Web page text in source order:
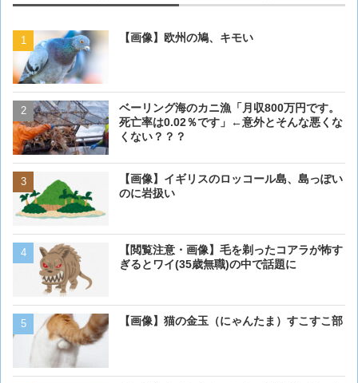
【画像】欧州の鳩、キモい
ベーリング海のカニ漁「月収800万円です。
死亡率は0.02％です」←意外とそんな悪くな
くない？？？
【画像】イギリスのロッコール島、島っぽい
のに岩扱い
【閲覧注意・画像】毛を剃ったコアラが怖す
ぎるとワイ(35歳無職)の中で話題に
【画像】猫の金玉（にゃんたま）すこすこ部
【閲覧注意・画像】毛を剃
【画像】欧州の鳩、キモい
【画像】イギリスのロッコ
犬って普段何考えてるの？
【画像大量！】イッヌさん